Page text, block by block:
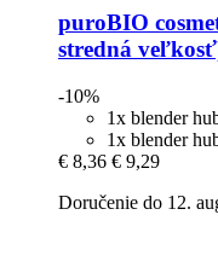
puroBIO
stredná
-10%
1x blender
1x blender
€ 8,36 € 9,29
Doručenie do 12.